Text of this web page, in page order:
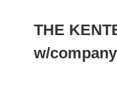
THE
w/